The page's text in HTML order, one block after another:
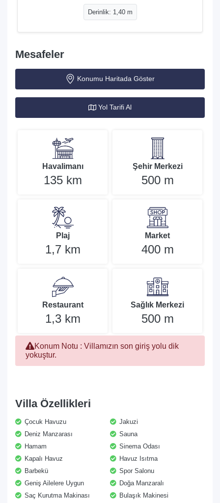
Derinlik: 1,40 m
Mesafeler
Konumu Haritada Göster
Yol Tarifi Al
Havalimanı
135 km
Şehir Merkezi
500 m
Plaj
1,7 km
Market
400 m
Restaurant
1,3 km
Sağlık Merkezi
500 m
Konum Notu : Villamızın son giriş yolu dik
yokuştur.
Villa Özellikleri
Çocuk Havuzu
Jakuzi
Deniz Manzarası
Sauna
Hamam
Sinema Odası
Kapalı Havuz
Havuz Isıtma
Barbekü
Spor Salonu
Geniş Ailelere Uygun
Doğa Manzaralı
Saç Kurutma Makinası
Bulaşık Makinesi